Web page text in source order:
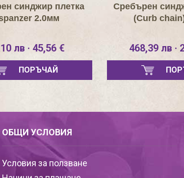
синджир плетка
2.0мм
лв · 45,56 €
ПОРЪЧАЙ
Сребърен
(Curb
468,39 лв ·
ОБЩИ УСЛОВИЯ
Условия за ползване